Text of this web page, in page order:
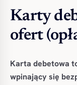
Karty
ofert
Karta debetowa
wpinający się